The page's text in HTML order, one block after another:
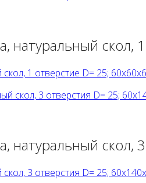
натуральный скол,
1 отверстие D= 25;
натуральный скол,
3 отверстия D= 25;